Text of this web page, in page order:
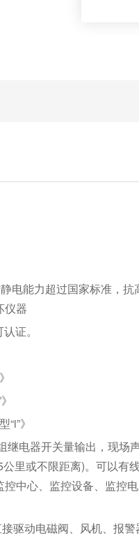
电能力超过国家标准，
仪器
证。
》
电器开关量输出，现场
里或不限距离)。可以有
中心、监控设备、监控
驱动电磁阀、风机、报